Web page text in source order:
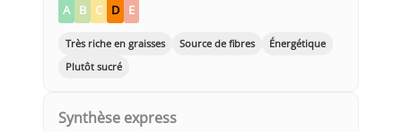
A B C D E
Très riche en graisses Source de fibres
Énergétique
Plutôt sucré
Synthèse express